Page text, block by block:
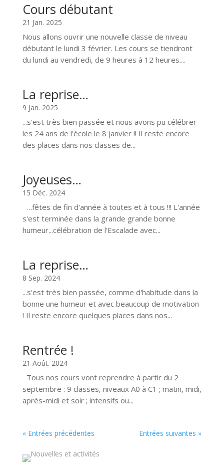
Cours débutant
21 Jan. 2025
Nous allons ouvrir une nouvelle classe de niveau
débutant le lundi 3 février. Les cours se tiendront
du lundi au vendredi, de 9 heures à 12 heures....
La reprise…
9 Jan. 2025
...s'est très bien passée et nous avons pu célébrer
les 24 ans de l'école le 8 janvier !! Il reste encore
des places dans nos classes de...
Joyeuses…
15 Déc. 2024
…fêtes de fin d'année à toutes et à tous !!! L'année
s'est terminée dans la grande grande bonne
humeur...célébration de l'Escalade avec...
La reprise…
8 Sep. 2024
...s'est très bien passée, comme d'habitude dans la
bonne une humeur et avec beaucoup de motivation
! Il reste encore quelques places dans nos...
Rentrée !
21 Août. 2024
Tous nos cours vont reprendre à partir du 2
septembre : 9 classes, niveaux A0 à C1 ; matin, midi,
après-midi et soir ; intensifs ou...
« Entrées précédentes Entrées suivantes »